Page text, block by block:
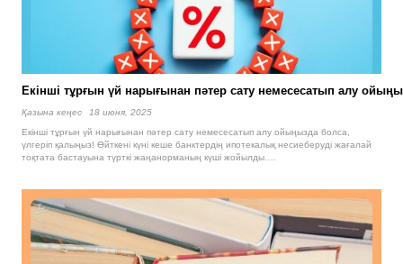
Екінші тұрғын үй нарығынан пәтер сату немесесатып алу
Қазына кеңес
18 июня, 2025
Екінші тұрғын үй нарығынан пәтер сату немесесатып алу ойыңызда болса,
үлгеріп қалыңыз! Өйткені күні кеше банктердің ипотекалық несиеберуді жағалай
тоқтата бастауына түрткі жаңанорманың күші жойылды….